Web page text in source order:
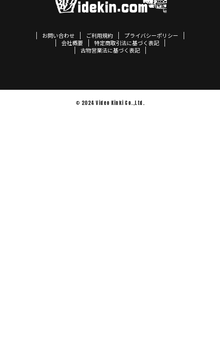
お問い合わせ ご利用規約
プライバシーポリシー
会社概要
特定商取引法に基づく表記
古物営業法に基づく表記
© 2024 Video Kinki Co.,Ltd.